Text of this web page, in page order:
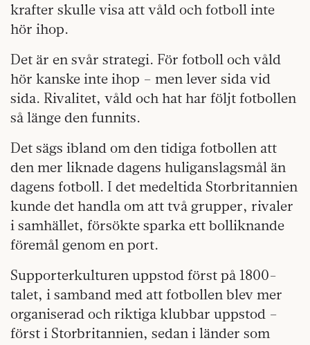
krafter skulle visa att våld och fotboll inte
hör ihop.
Det är en svår strategi. För fotboll och våld
hör kanske inte ihop – men lever sida vid
sida. Rivalitet, våld och hat har följt fotbollen
så länge den funnits.
Det sägs ibland om den tidiga fotbollen att
den mer liknade dagens huliganslagsmål än
dagens fotboll. I det medeltida Storbritannien
kunde det handla om att två grupper, rivaler
i samhället, försökte sparka ett bolliknande
föremål genom en port.
Supporterkulturen uppstod först på 1800-
talet, i samband med att fotbollen blev mer
organiserad och riktiga klubbar uppstod –
först i Storbritannien, sedan i länder som